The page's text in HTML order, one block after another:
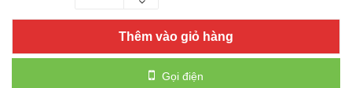
Thêm vào giỏ hàng
Gọi điện